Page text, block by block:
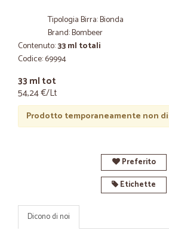
Tipologia Birra: Bionda
Brand: Bombeer
Contenuto:33 ml totali
Codice: 69994
33 ml tot
54,24 €/Lt
Prodotto temporaneamente non
Preferito
Etichette
Dicono di noi